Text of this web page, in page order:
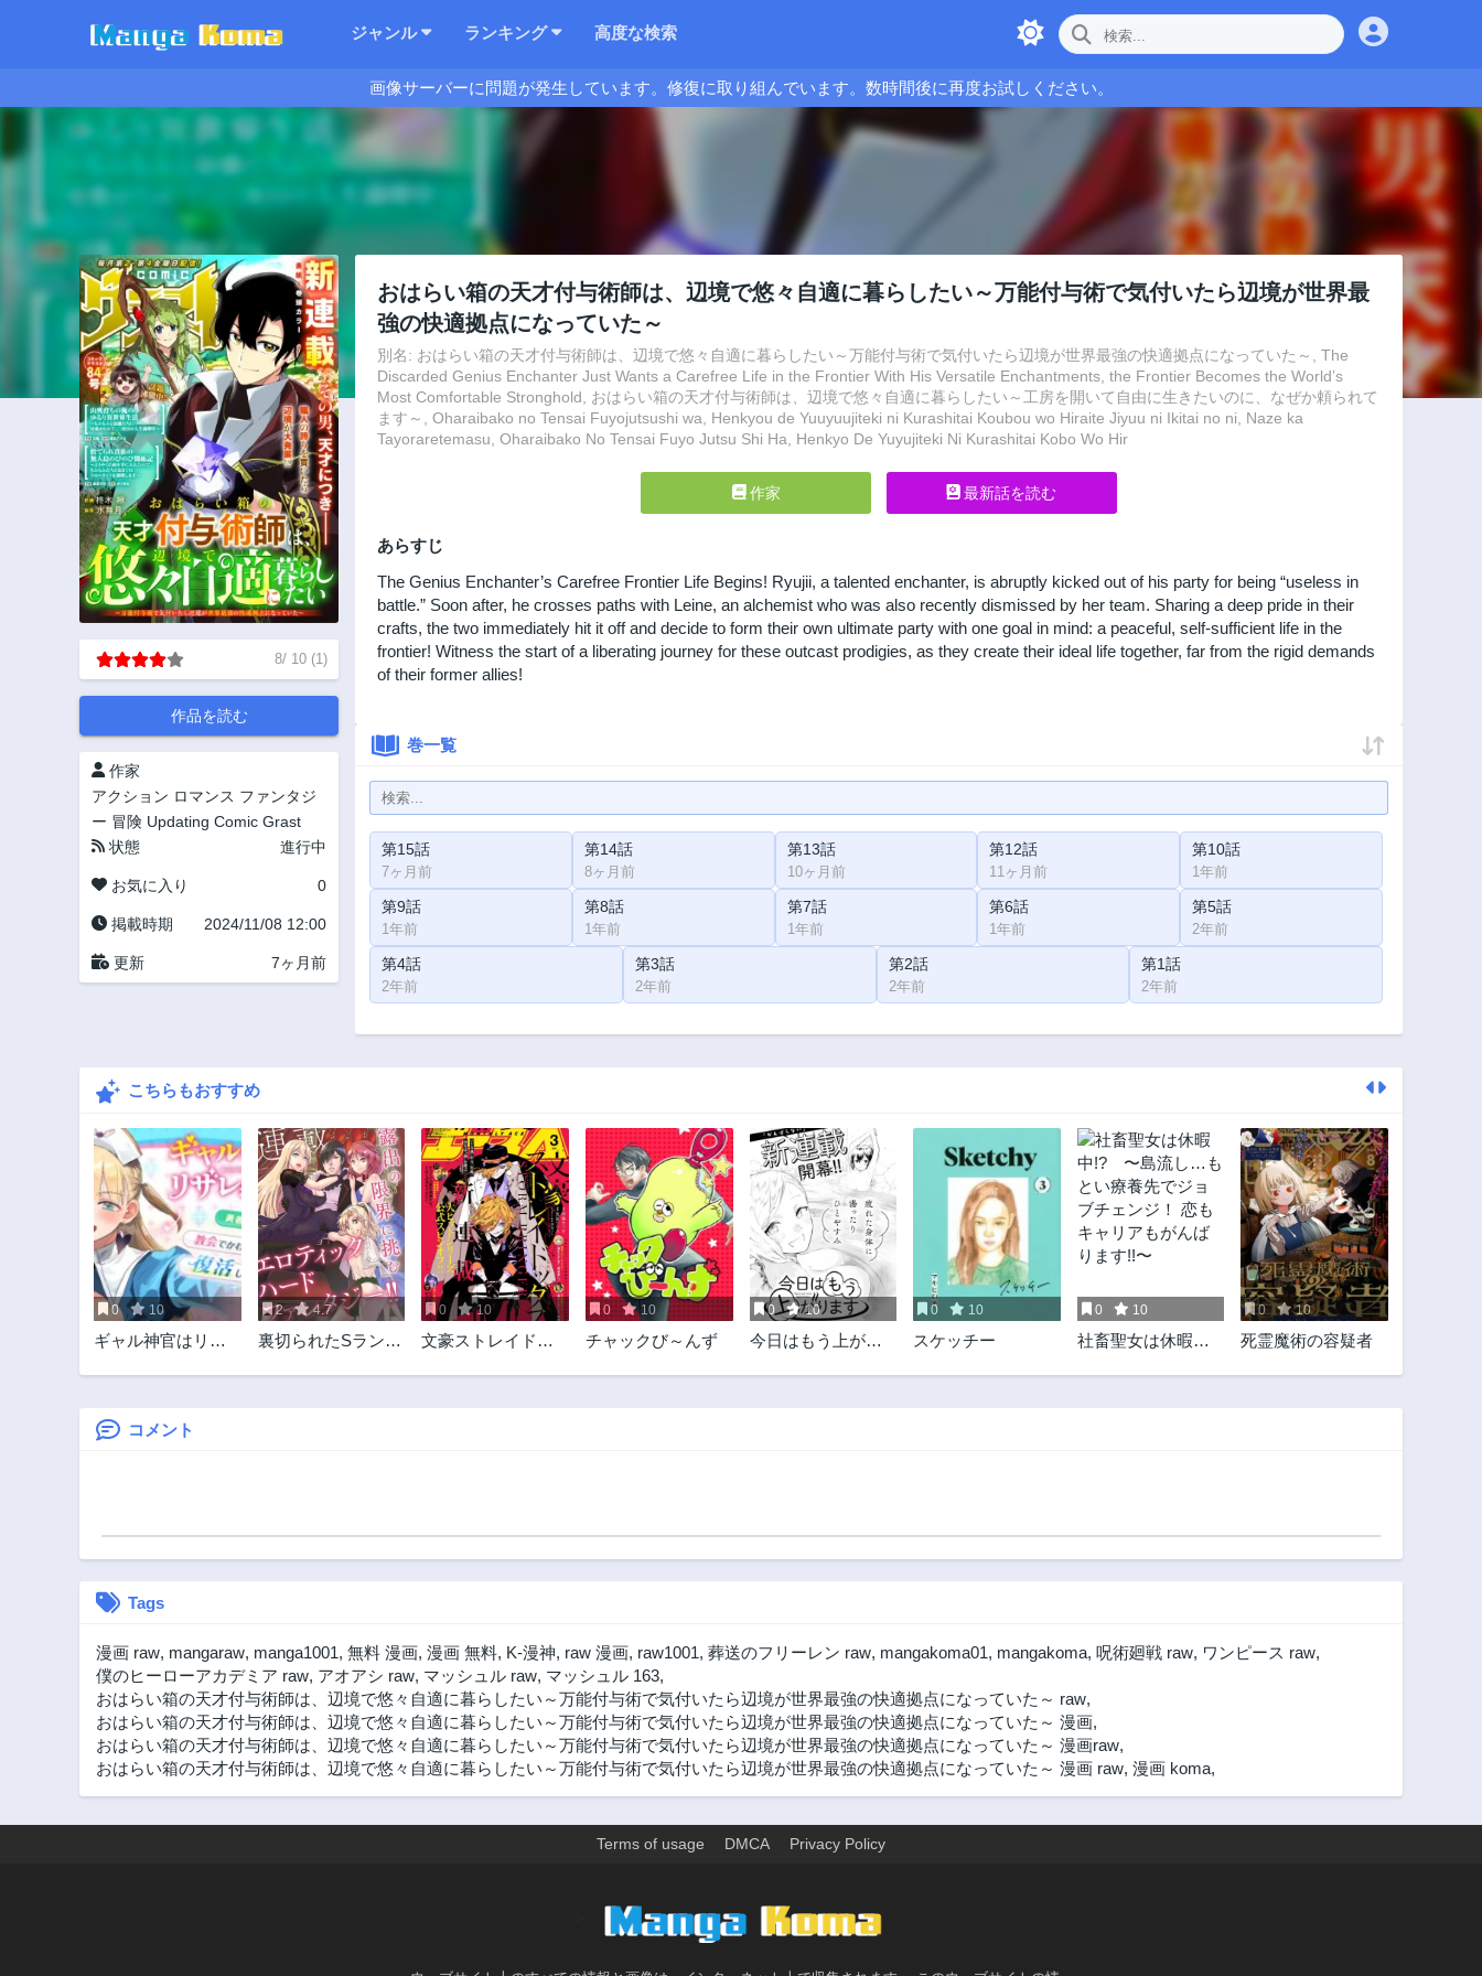
ジャンル ランキング 高度な検索
画像サーバーに問題が発生しています。修復に取り組んでいます。数時間後に再度お試しください。
8/ 10 (1)
作品を読む
作家
アクション ロマンス ファンタジ
ー 冒険 Updating Comic Grast
状態
進行中
お気に入り 0
掲載時期 2024/11/08 12:00
更新 7ヶ月前
おはらい箱の天才付与術師は、辺境で悠々自適に暮らしたい～万能付与術で気付いたら辺境が世界最
強の快適拠点になっていた～
別名: おはらい箱の天才付与術師は、辺境で悠々自適に暮らしたい～万能付与術で気付いたら辺境が世界最強の快適拠点になっていた～, The
Discarded Genius Enchanter Just Wants a Carefree Life in the Frontier With His Versatile Enchantments, the Frontier Becomes the World’s
Most Comfortable Stronghold, おはらい箱の天才付与術師は、辺境で悠々自適に暮らしたい～工房を開いて自由に生きたいのに、なぜか頼られて
ます～, Oharaibako no Tensai Fuyojutsushi wa, Henkyou de Yuuyuujiteki ni Kurashitai Koubou wo Hiraite Jiyuu ni Ikitai no ni, Naze ka
Tayoraretemasu, Oharaibako No Tensai Fuyo Jutsu Shi Ha, Henkyo De Yuyujiteki Ni Kurashitai Kobo Wo Hir
作家 最新話を読む
あらすじ
The Genius Enchanter’s Carefree Frontier Life Begins! Ryujii, a talented enchanter, is abruptly kicked out of his party for being “useless in
battle.” Soon after, he crosses paths with Leine, an alchemist who was also recently dismissed by her team. Sharing a deep pride in their
crafts, the two immediately hit it off and decide to form their own ultimate party with one goal in mind: a peaceful, self-sufficient life in the
frontier! Witness the start of a liberating journey for these outcast prodigies, as they create their ideal life together, far from the rigid demands
of their former allies!
巻一覧
第15話
7ヶ月前
第14話
8ヶ月前
第13話
10ヶ月前
第12話
11ヶ月前
第10話
1年前
第9話
1年前
第8話
1年前
第7話
1年前
第6話
1年前
第5話
2年前
第4話
2年前
第3話
2年前
第2話
2年前
第1話
2年前
こちらもおすすめ
0 10
ギャル神官はリザ
2 4.7
裏切られたSランク
と共に奴隷だけの
0 10
文豪ストレイドッ
0 10
チャックび～んず
0 10
今日はもう上がり
0 10
スケッチー
0 10
社畜聖女は休暇
ブチェンジ！ 恋も
0 10
死霊魔術の容疑者
コメント
Tags
漫画 raw, mangaraw, manga1001, 無料 漫画, 漫画 無料, K-漫神, raw 漫画, raw1001, 葬送のフリーレン raw, mangakoma01, mangakoma, 呪術廻戦 raw, ワンピース raw,
僕のヒーローアカデミア raw, アオアシ raw, マッシュル raw, マッシュル 163,
おはらい箱の天才付与術師は、辺境で悠々自適に暮らしたい～万能付与術で気付いたら辺境が世界最強の快適拠点になっていた～ raw,
おはらい箱の天才付与術師は、辺境で悠々自適に暮らしたい～万能付与術で気付いたら辺境が世界最強の快適拠点になっていた～ 漫画,
おはらい箱の天才付与術師は、辺境で悠々自適に暮らしたい～万能付与術で気付いたら辺境が世界最強の快適拠点になっていた～ 漫画raw,
おはらい箱の天才付与術師は、辺境で悠々自適に暮らしたい～万能付与術で気付いたら辺境が世界最強の快適拠点になっていた～ 漫画 raw, 漫画 koma,
Terms of usage DMCA Privacy Policy